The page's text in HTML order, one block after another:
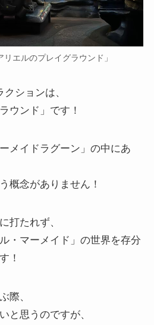
エルのプレイグラウンド」
ションは、
ウンド」です！
メイドラグーン」の中にあ
概念がありません！
打たれず、
・マーメイド」の世界を存分
！
際、
と思うのですが、